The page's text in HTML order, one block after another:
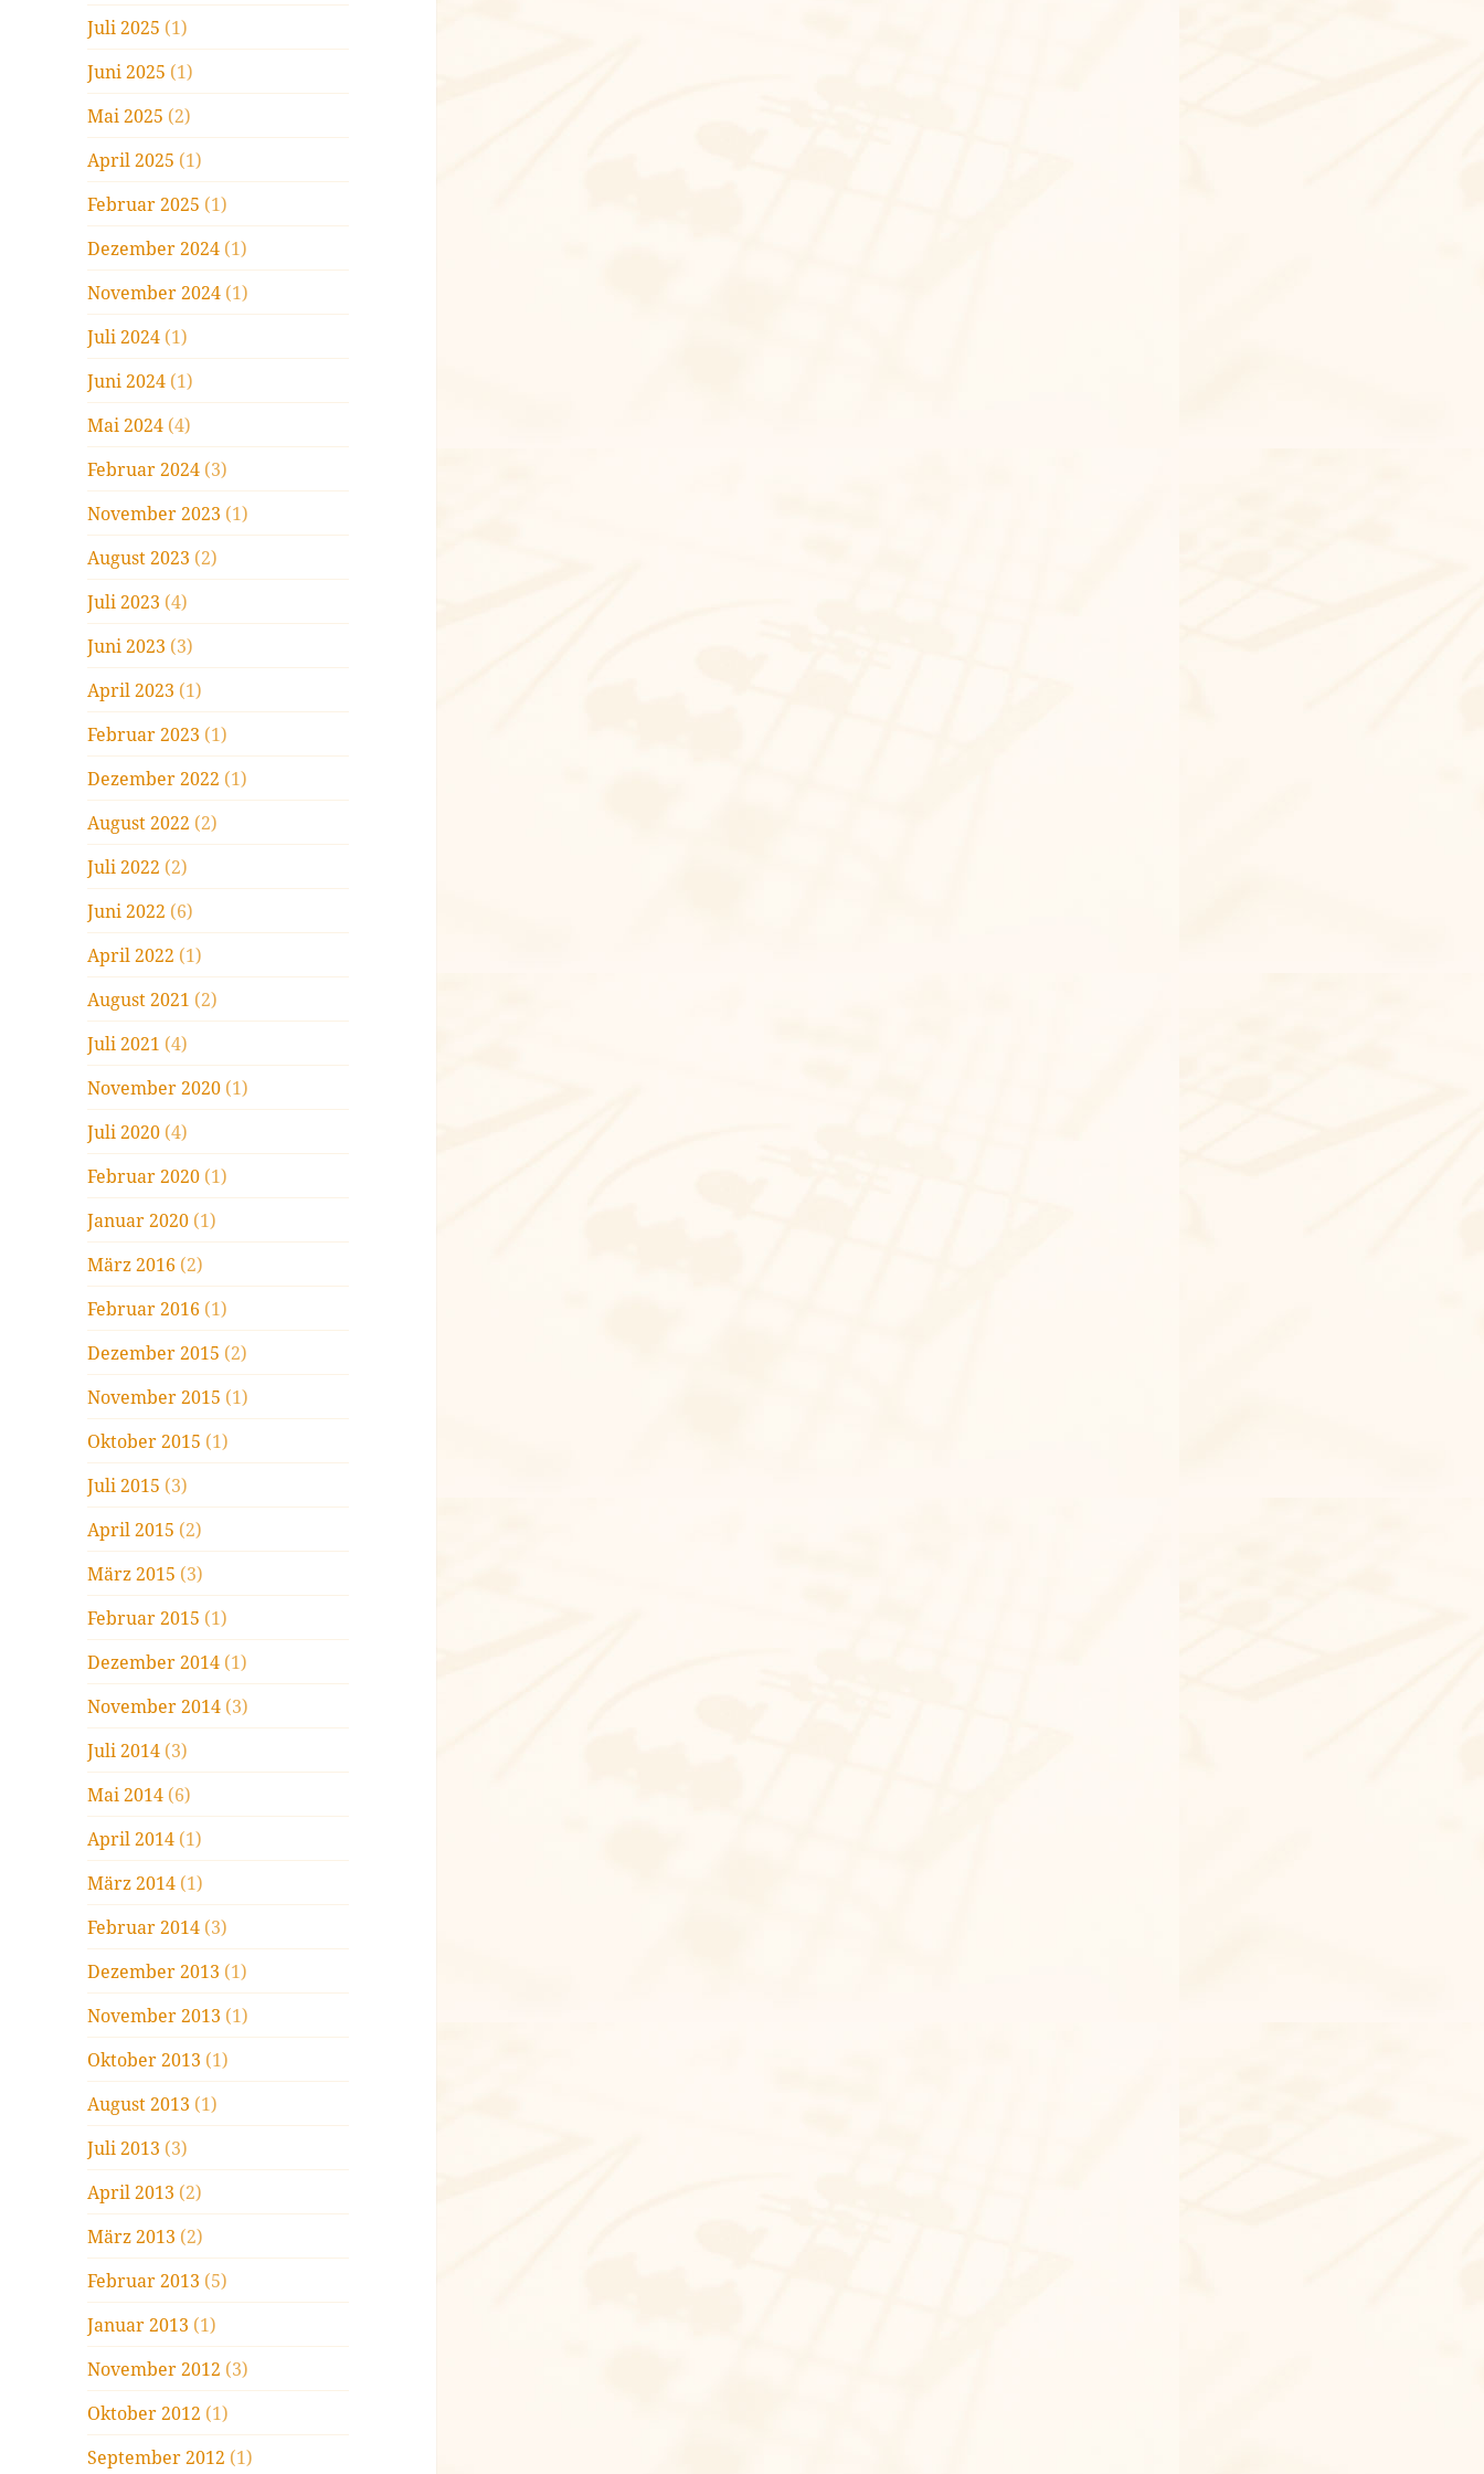
Juli 2025 (1)
Juni 2025 (1)
Mai 2025 (2)
April 2025 (1)
Februar 2025 (1)
Dezember 2024 (1)
November 2024 (1)
Juli 2024 (1)
Juni 2024 (1)
Mai 2024 (4)
Februar 2024 (3)
November 2023 (1)
August 2023 (2)
Juli 2023 (4)
Juni 2023 (3)
April 2023 (1)
Februar 2023 (1)
Dezember 2022 (1)
August 2022 (2)
Juli 2022 (2)
Juni 2022 (6)
April 2022 (1)
August 2021 (2)
Juli 2021 (4)
November 2020 (1)
Juli 2020 (4)
Februar 2020 (1)
Januar 2020 (1)
März 2016 (2)
Februar 2016 (1)
Dezember 2015 (2)
November 2015 (1)
Oktober 2015 (1)
Juli 2015 (3)
April 2015 (2)
März 2015 (3)
Februar 2015 (1)
Dezember 2014 (1)
November 2014 (3)
Juli 2014 (3)
Mai 2014 (6)
April 2014 (1)
März 2014 (1)
Februar 2014 (3)
Dezember 2013 (1)
November 2013 (1)
Oktober 2013 (1)
August 2013 (1)
Juli 2013 (3)
April 2013 (2)
März 2013 (2)
Februar 2013 (5)
Januar 2013 (1)
November 2012 (3)
Oktober 2012 (1)
September 2012 (1)